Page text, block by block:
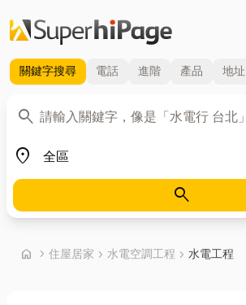
關鍵字搜尋 電話 進階 產品 地址
search
關鍵字
place
地區
search
home chevron_right 首頁
住屋居家 chevron_right 水電空調工程 chevron_right 水電工程